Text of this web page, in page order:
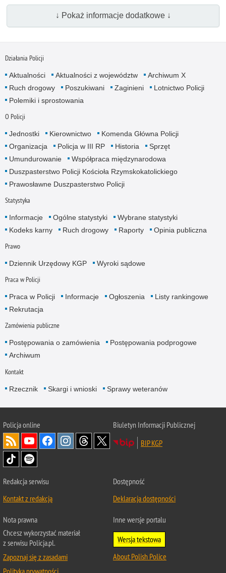
↓ Pokaż informacje dodatkowe ↓
Działania Policji
Aktualności Aktualności z województw
Archiwum X
Ruch drogowy
Poszukiwani Zaginieni
Lotnictwo Policji
Polemiki i sprostowania
O Policji
Jednostki Kierownictwo
Komenda Główna Policji
Organizacja
Policja w III RP Historia
Sprzęt
Umundurowanie
Współpraca międzynarodowa
Duszpasterstwo Policji Kościoła Rzymskokatolickiego
Prawosławne Duszpasterstwo Policji
Statystyka
Informacje Ogólne statystyki
Wybrane statystyki
Kodeks karny
Ruch drogowy Raporty Opinia publiczna
Prawo
Dziennik Urzędowy KGP Wyroki sądowe
Praca w Policji
Praca w Policji Informacje Ogłoszenia
Listy rankingowe
Rekrutacja
Zamówienia publiczne
Postępowania o zamówienia
Postępowania podprogowe
Archiwum
Kontakt
Rzecznik Skargi i wnioski Sprawy weteranów
Policjaonline
Biuletyn Informacji Publicznej
BIP KGP
Redakcja serwisu
Kontakt z redakcją
Dostępność
Deklaracja dostępności
Nota prawna
Chcesz wykorzystać materiał
z serwisu Policja.pl.
Zapoznaj się z zasadami
Inne wersje portalu
Wersja tekstowa
About Polish Police